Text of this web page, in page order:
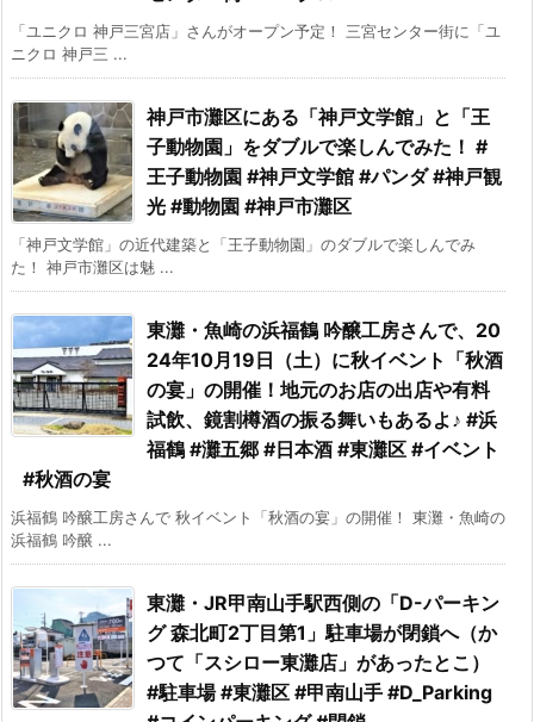
「ユニクロ 神戸三宮店」さんがオープン予定！ 三宮センター街に「ユ
ニクロ 神戸三 ...
神戸市灘区にある「神戸文学館」と「王
子動物園」をダブルで楽しんでみた！ #
王子動物園 #神戸文学館 #パンダ #神戸観
光 #動物園 #神戸市灘区
「神戸文学館」の近代建築と「王子動物園」のダブルで楽しんでみ
た！ 神戸市灘区は魅 ...
東灘・魚崎の浜福鶴 吟醸工房さんで、20
24年10月19日（土）に秋イベント「秋酒
の宴」の開催！地元のお店の出店や有料
試飲、鏡割樽酒の振る舞いもあるよ♪ #浜
福鶴 #灘五郷 #日本酒 #東灘区 #イベント
#秋酒の宴
浜福鶴 吟醸工房さんで 秋イベント「秋酒の宴」の開催！ 東灘・魚崎の
浜福鶴 吟醸 ...
東灘・JR甲南山手駅西側の「D-パーキン
グ 森北町2丁目第1」駐車場が閉鎖へ（か
つて「スシロー東灘店」があったとこ）
#駐車場 #東灘区 #甲南山手 #D_Parking